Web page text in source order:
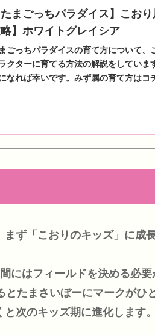
たまごっちパラダイス】こお
】ホワイトグレイシア
ごっちパラダイスの育て方について
クターに育てる方法の解説をしてい
なれば幸いです。みず属の育て方はコ
ず「こおりのキッズ」に成
にはフィールドを決める必要
たまさいぼーにマークがひ
次のキッズ期に進化します。